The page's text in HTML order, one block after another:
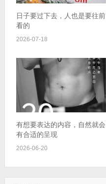
日子要过下去，人也是要往前
看的
2026-07-18
有想要表达的内容，自然就会
有合适的呈现
2026-06-20